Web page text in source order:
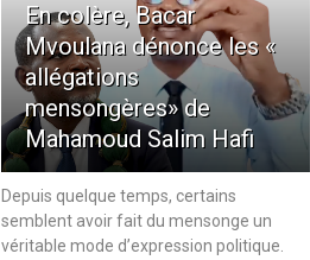
En colère, Bacar
Mvoulana dénonce les «
allégations
mensongères» de
Mahamoud Salim Hafi
Depuis quelque temps, certains
semblent avoir fait du mensonge un
véritable mode d’expression politique.